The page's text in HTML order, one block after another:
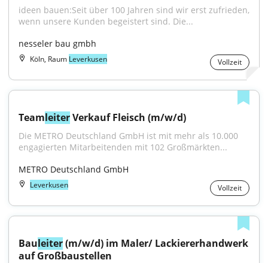
ideen bauen:Seit über 100 Jahren sind wir erst zufrieden,
wenn unsere Kunden begeistert sind. Die...
nesseler bau gmbh
Köln, Raum Leverkusen Vollzeit
Teamleiter Verkauf Fleisch (m/w/d)
Die METRO Deutschland GmbH ist mit mehr als 10.000
engagierten Mitarbeitenden mit 102 Großmärkten...
METRO Deutschland GmbH
Leverkusen Vollzeit
Bauleiter (m/w/d) im Maler/ Lackiererhandwerk
auf Großbaustellen